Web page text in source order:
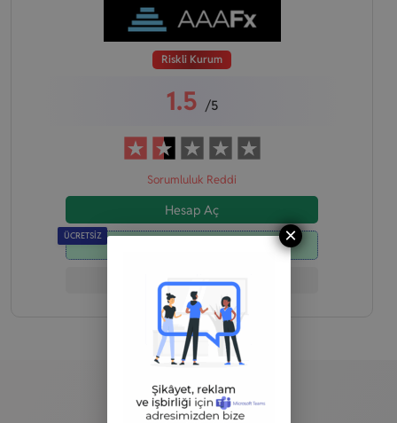
Riskli Kurum
1.5 /5
Sorumluluk Reddi
Hesap Aç
ÜCRETSİZ
Şirket İncelemesi
Yasal Uyarı
×